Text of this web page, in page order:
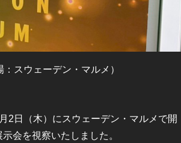
スウェーデン・マルメ）
2日（木）にスウェーデン・マルメで開
会を視察いたしました。